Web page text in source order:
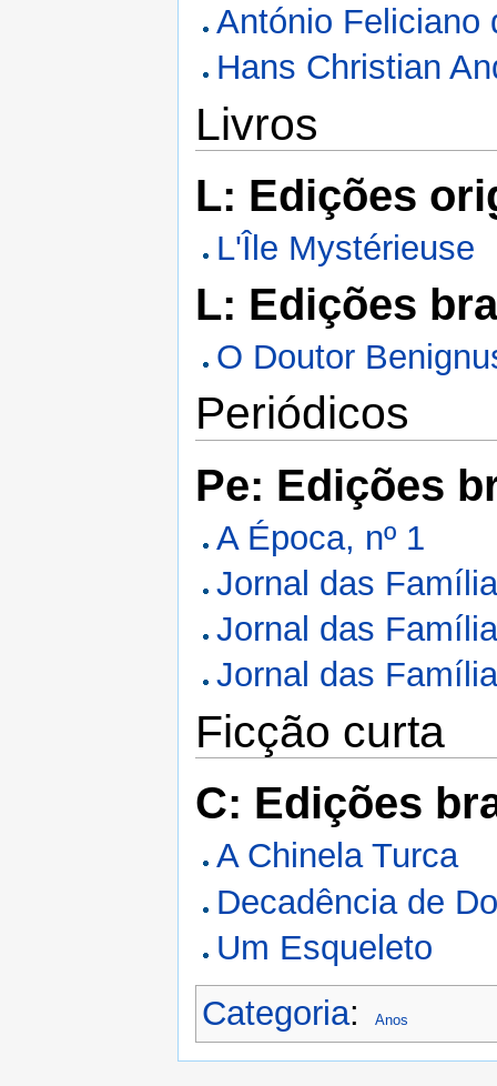
António Feliciano
Hans Christian
Livros
L: Edições
L'Île Mystérieuse
L: Edições
O Doutor
Periódicos
Pe: Edições
A Época, nº 1
Jornal das
Jornal das
Jornal das
Ficção curta
C: Edições
A Chinela Turca
Decadência de
Um Esqueleto
Categoria: Anos